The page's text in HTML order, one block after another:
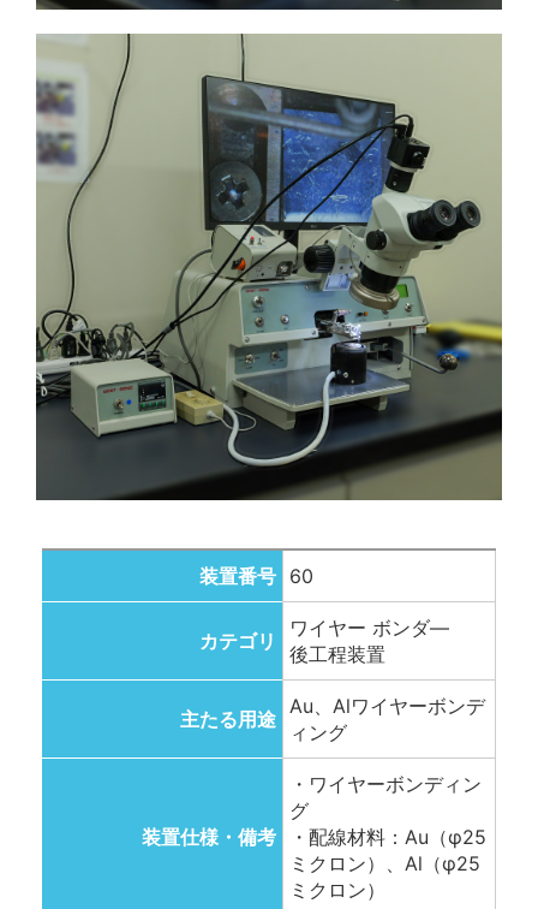
装置番号 60
カテゴリ
ワイヤー ボンダ―
後工程装置
主たる用途
Au、Alワイヤーボンデ
ィング
装置仕様・備考
・ワイヤーボンディン
グ
・配線材料：Au（φ25
ミクロン）、Al（φ25
ミクロン）